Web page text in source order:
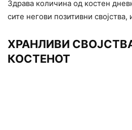
Здрава количина од костен
сите негови позитивни
ХРАНЛИВИ
КОСТЕНОТ